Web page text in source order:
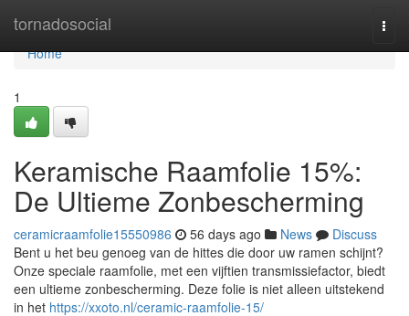
tornadosocial
Home
Home
1
Keramische Raamfolie 15%:
De Ultieme Zonbescherming
ceramicraamfolie15550986 56 days ago News
Discuss
Bent u het beu genoeg van de hittes die door uw ramen schijnt?
Onze speciale raamfolie, met een vijftien transmissiefactor, biedt
een ultieme zonbescherming. Deze folie is niet alleen uitstekend
in het https://xxoto.nl/ceramic-raamfolie-15/